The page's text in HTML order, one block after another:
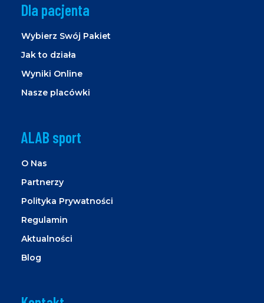
Dla pacjenta
Wybierz Swój Pakiet
Jak to działa
Wyniki Online
Nasze placówki
ALAB sport
O Nas
Partnerzy
Polityka Prywatności
Regulamin
Aktualności
Blog